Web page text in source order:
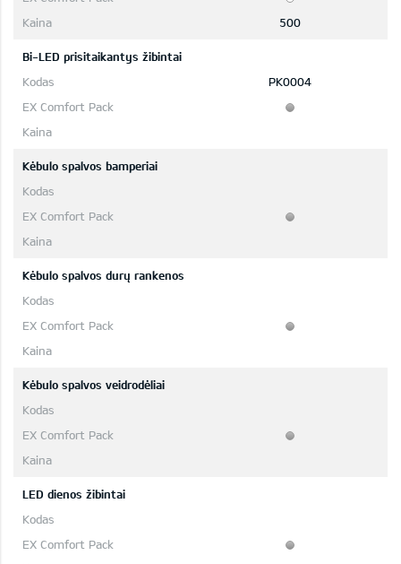
500
Bi-LED prisitaikantys žibintai
PK0004
Kėbulo spalvos bamperiai
Kėbulo spalvos durų rankenos
Kėbulo spalvos veidrodėliai
LED dienos žibintai